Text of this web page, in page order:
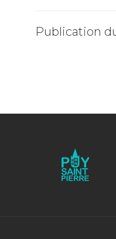
Publication